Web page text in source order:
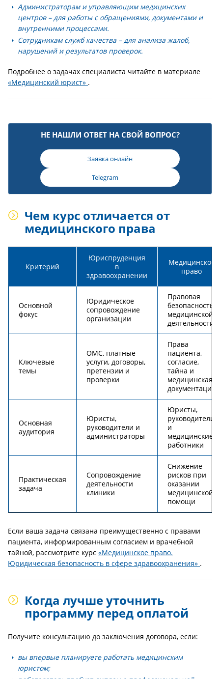
Администраторам и управляющим медицинских
центров– для работы с обращениями, документами и
внутренними процессами.
Сотрудникам служб качества – для анализа жалоб,
нарушений и результатов проверок.
Подробнее о задачах специалиста читайте в материале
«Медицинский юрист» .
НЕ НАШЛИ ОТВЕТ НА СВОЙ ВОПРОС?
Заявка онлайн
Telegram
Чем курс отличается от
медицинского права
Критерий
Юриспруденция
в
здравоохранении
Медицинское
право
Основной
фокус
Юридическое
сопровождение
организации
Правовая
безопасность
медицинской
деятельности
Ключевые
темы
ОМС, платные
услуги, договоры,
претензии и
проверки
Права
пациента,
согласие,
тайна и
медицинская
документация
Основная
аудитория
Юристы,
руководители и
администраторы
Юристы,
руководители
и
медицинские
работники
Практическая
задача
Сопровождение
деятельности
клиники
Снижение
рисков при
оказании
медицинской
помощи
Если ваша задача связана преимущественно с правами
пациента, информированным согласием и врачебной
тайной, рассмотрите курс «Медицинское право.
Юридическая безопасность в сфере здравоохранения» .
Когда лучше уточнить
программу перед оплатой
Получите консультацию до заключения договора, если:
вы впервые планируете работать медицинским
юристом;